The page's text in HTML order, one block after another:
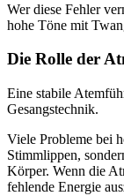
Wer diese Fehler
hohe Töne mit
Die Rolle der
Eine stabile
Gesangstechnik.
Viele Probleme bei
Stimmlippen,
Körper. Wenn die
fehlende Energie